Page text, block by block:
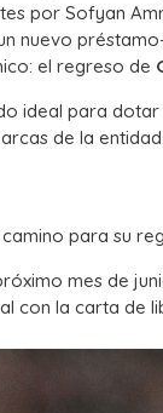
por Sofyan
nuevo
el regreso de
ideal para
de la entidad.
para su
mes de
con la carta de